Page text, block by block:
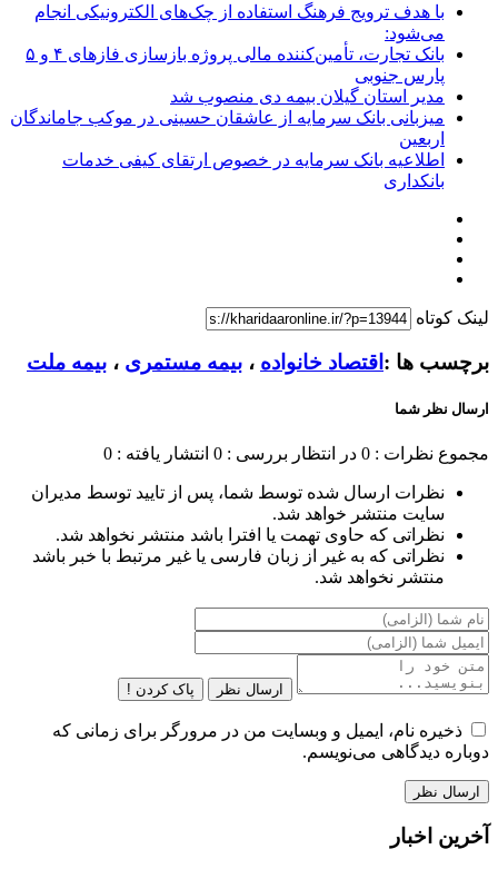
با هدف ترویج فرهنگ استفاده از چک‌های الکترونیکی انجام
می‌شود:
بانک تجارت، تأمین‌کننده مالی پروژه بازسازی فازهای ۴ و ۵
پارس جنوبی
مدیر استان گیلان بیمه دی منصوب شد
میزبانی بانک سرمایه از عاشقان حسینی در موکب جاماندگان
اربعین
اطلاعیه بانک سرمایه در خصوص ارتقای کیفی خدمات
بانکداری
لینک کوتاه
برچسب ها : اقتصاد خانواده ، بیمه مستمری ، بیمه ملت
ارسال نظر شما
مجموع نظرات : 0 در انتظار بررسی : 0 انتشار یافته : 0
نظرات ارسال شده توسط شما، پس از تایید توسط مدیران
سایت منتشر خواهد شد.
نظراتی که حاوی تهمت یا افترا باشد منتشر نخواهد شد.
نظراتی که به غیر از زبان فارسی یا غیر مرتبط با خبر باشد
منتشر نخواهد شد.
ارسال نظر پاک کردن !
ذخیره نام، ایمیل و وبسایت من در مرورگر برای زمانی که
دوباره دیدگاهی می‌نویسم.
آخرین اخبار